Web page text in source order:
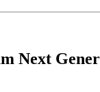
Next